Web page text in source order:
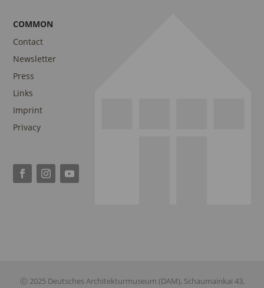
COMMON
Contact
Newsletter
Press
Links
Imprint
Privacy
ⓒ 2025 Deutsches Architekturmuseum (DAM), Schaumainkai 43,